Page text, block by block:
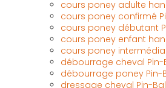
cours poney adulte
cours poney confirmé
cours poney débutant
cours poney enfant
cours poney
débourrage cheval Pin-
débourrage poney Pin-
dressage cheval Pin-